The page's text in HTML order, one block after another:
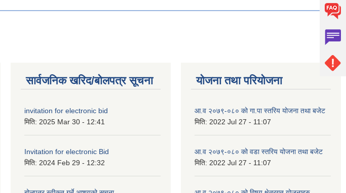
सार्वजनिक खरिद/बोलपत्र सूचना
invitation for electronic bid
मिति: 2025 Mar 30 - 12:41
Invitation for electronic Bid
मिति: 2024 Feb 29 - 12:32
योजना तथा परियोजना
आ.व २०७९-०८० को गा.पा स्तरिय योजना तथा बजेट
मिति: 2022 Jul 27 - 11:07
आ.व २०७९-०८० को वडा स्तरिय योजना तथा बजेट
मिति: 2022 Jul 27 - 11:07